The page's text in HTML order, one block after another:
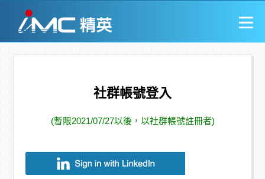
社群帳號登入
(暫限2021/07/27以後，以社群帳號註冊者)